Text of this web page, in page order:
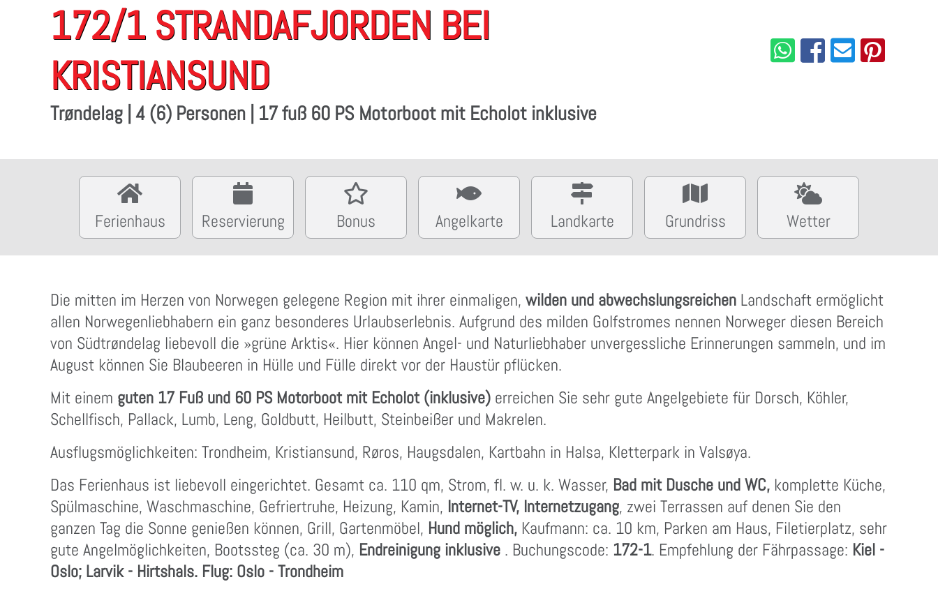
172/1 STRANDAFJORDEN BEI
KRISTIANSUND
Trøndelag | 4 (6) Personen | 17 fuß 60 PS Motorboot mit Echolot inklusive
Ferienhaus Reservierung Bonus Angelkarte Landkarte Grundriss Wetter
Die mitten im Herzen von Norwegen gelegene Region mit ihrer einmaligen, wilden und abwechslungsreichen Landschaft ermöglicht
allen Norwegenliebhabern ein ganz besonderes Urlaubserlebnis. Aufgrund des milden Golfstromes nennen Norweger diesen Bereich
von Südtrøndelag liebevoll die »grüne Arktis«. Hier können Angel- und Naturliebhaber unvergessliche Erinnerungen sammeln, und im
August können Sie Blaubeeren in Hülle und Fülle direkt vor der Haustür pflücken.
Mit einem guten 17 Fuß und 60 PS Motorboot mit Echolot (inklusive) erreichen Sie sehr gute Angelgebiete für Dorsch, Köhler,
Schellfisch, Pallack, Lumb, Leng, Goldbutt, Heilbutt, Steinbeißer und Makrelen.
Ausflugsmöglichkeiten: Trondheim, Kristiansund, Røros, Haugsdalen, Kartbahn in Halsa, Kletterpark in Valsøya.
Das Ferienhaus ist liebevoll eingerichtet. Gesamt ca. 110 qm, Strom, fl. w. u. k. Wasser, Bad mit Dusche und WC, komplette Küche,
Spülmaschine, Waschmaschine, Gefriertruhe, Heizung, Kamin, Internet-TV, Internetzugang, zwei Terrassen auf denen Sie den
ganzen Tag die Sonne genießen können, Grill, Gartenmöbel, Hund möglich, Kaufmann: ca. 10 km, Parken am Haus, Filetierplatz, sehr
gute Angelmöglichkeiten, Bootssteg (ca. 30 m), Endreinigung inklusive . Buchungscode: 172-1. Empfehlung der Fährpassage: Kiel -
Oslo; Larvik - Hirtshals. Flug: Oslo - Trondheim